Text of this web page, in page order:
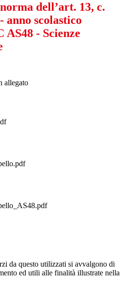
dell’art. 13, c.
anno scolastico
AS48 - Scienze
allegato
da questo utilizzati si avvalgono di
ed utili alle finalità illustrate nella